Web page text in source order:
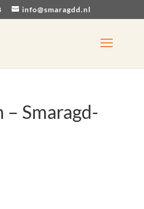
info@smaragdd.nl
Smaragd-